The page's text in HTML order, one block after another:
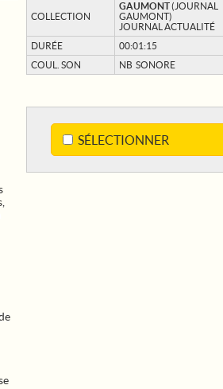
COLLECTION
GAUMONT(JOURNAL
GAUMONT)
JOURNAL ACTUALITÉ
DURÉE
00:01:15
COUL. SON
NB SONORE
SÉLECTIONNER